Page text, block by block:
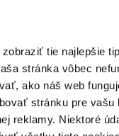
tie najlepšie
stránka vôbec
ako náš web
stránku pre vašu
reklamy. Niektoré